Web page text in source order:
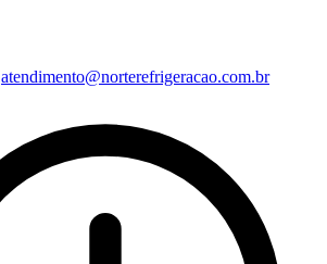
atendimento@norterefrigeracao.com.br